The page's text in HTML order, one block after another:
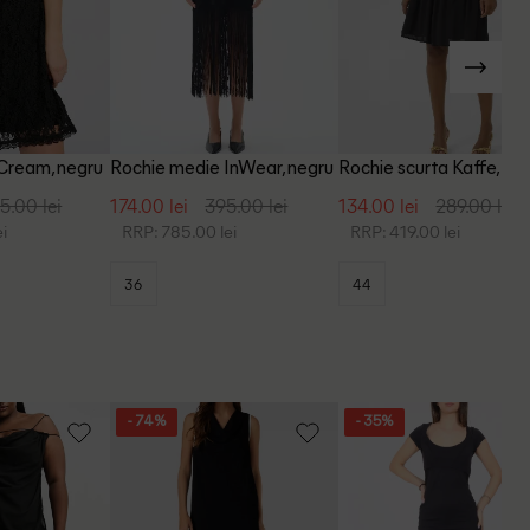
negru
lei
Rochie medie InWear, negru
174.00 lei 395.00 lei
RRP: 785.00 lei
36
Rochie scurta Kaffe,
134.00 lei 289.00 lei
RRP: 419.00 lei
44
- 74% - 35%